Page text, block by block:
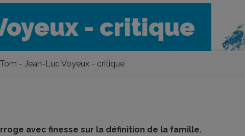
- critique
Tom - Jean-Luc Voyeux - critique
avec finesse sur la définition de la famille.